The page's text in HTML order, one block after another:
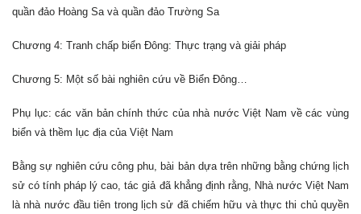
quần đảo Hoàng Sa và quần đảo Trường Sa
Chương 4: Tranh chấp biển Đông: Thực trạng và giải pháp
Chương 5: Một số bài nghiên cứu về Biển Đông…
Phụ lục: các văn bản chính thức của nhà nước Việt Nam về các vùng
biển và thềm lục địa của Việt Nam
Bằng sự nghiên cứu công phu, bài bản dựa trên những bằng chứng lịch
sử có tính pháp lý cao, tác giả đã khẳng định rằng, Nhà nước Việt Nam
là nhà nước đầu tiên trong lịch sử đã chiếm hữu và thực thi chủ quyền